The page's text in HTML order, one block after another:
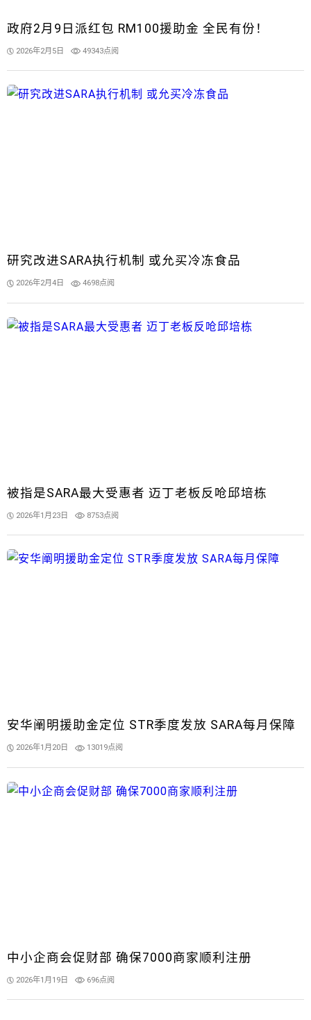
政府2月9日派红包 RM100援助金 全民有份！
2026年2月5日 49343点阅
研究改进SARA执行机制 或允买冷冻食品
2026年2月4日 4698点阅
被指是SARA最大受惠者 迈丁老板反呛邱培栋
2026年1月23日 8753点阅
安华阐明援助金定位 STR季度发放 SARA每月保障
2026年1月20日 13019点阅
中小企商会促财部 确保7000商家顺利注册
2026年1月19日 696点阅